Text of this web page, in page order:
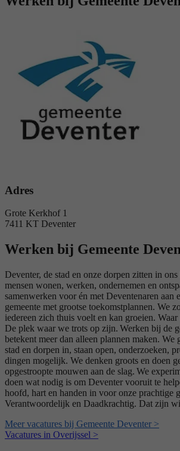
Adres
Grote Kerkhof 1
7411 KT Deventer
Werken bij Gemeente
Deventer, de stad en onze dorpen zitten in
mensen wonen, werken, ondernemen en
samenwerken voor én met Deventenaren aan
gemeente met grootse toekomstplannen. We
iedereen zich thuis voelt en kan groeien. Waar
De plek waar we trots op zijn. Werken bij de
betekent meer dan alleen plannen maken. We
stad en dorpen in, staan open, onderzoeken,
dingen mogelijk. We denken groots en doen
opgestroopte mouwen aan de slag. We
doen wat nodig is om Deventer vooruit te
hoofd, hart en handen in voor onze prachtige
Verantwoordelijk en Daadkrachtig. Dat zijn
Meer vacatures bij Gemeente Deventer >
Vacatures in Overijssel >